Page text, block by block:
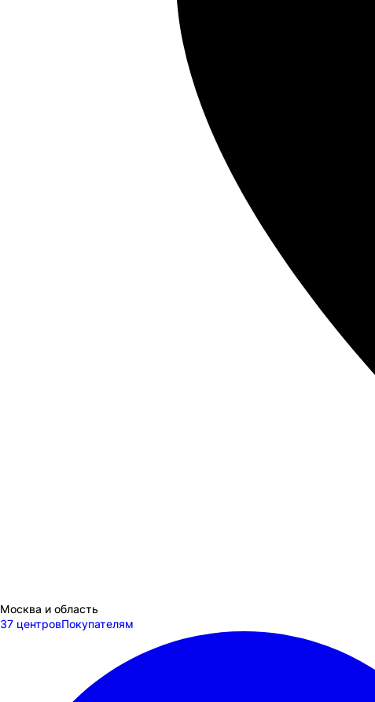
Москва и область
37 центровПокупателям